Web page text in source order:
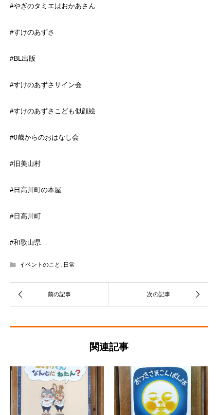
#やぎのタミエはおかあさん
#すけのあずさ
#BL出版
#すけのあずさサイン会
#すけのあずさこども似顔絵
#0歳からのおはなし会
#旧美山村
#日高川町の本屋
#日高川町
#和歌山県
イベントのこと , 日常
関連記事